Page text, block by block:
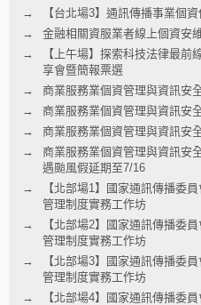
【台北場3】通訊傳播事業個
金融相關資服業者線上個資安
【上午場】探索科技法律最前
享會暨簡報票選
商業服務業個資管理與資訊安
商業服務業個資管理與資訊安
商業服務業個資管理與資訊安
商業服務業個資管理與資訊安
遇颱風假延期至7/16
【北部場1】國家通訊傳播委
管理制度實務工作坊
【北部場2】國家通訊傳播委
管理制度實務工作坊
【北部場3】國家通訊傳播委
管理制度實務工作坊
【北部場4】國家通訊傳播委